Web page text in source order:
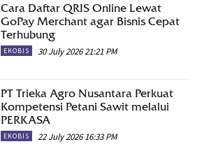
Cara Daftar QRIS Online Lewat
GoPay Merchant agar Bisnis Cepat
Terhubung
EKOBIS 30 July 2026 21:21 PM
PT Trieka Agro Nusantara Perkuat
Kompetensi Petani Sawit melalui
PERKASA
EKOBIS 22 July 2026 16:33 PM